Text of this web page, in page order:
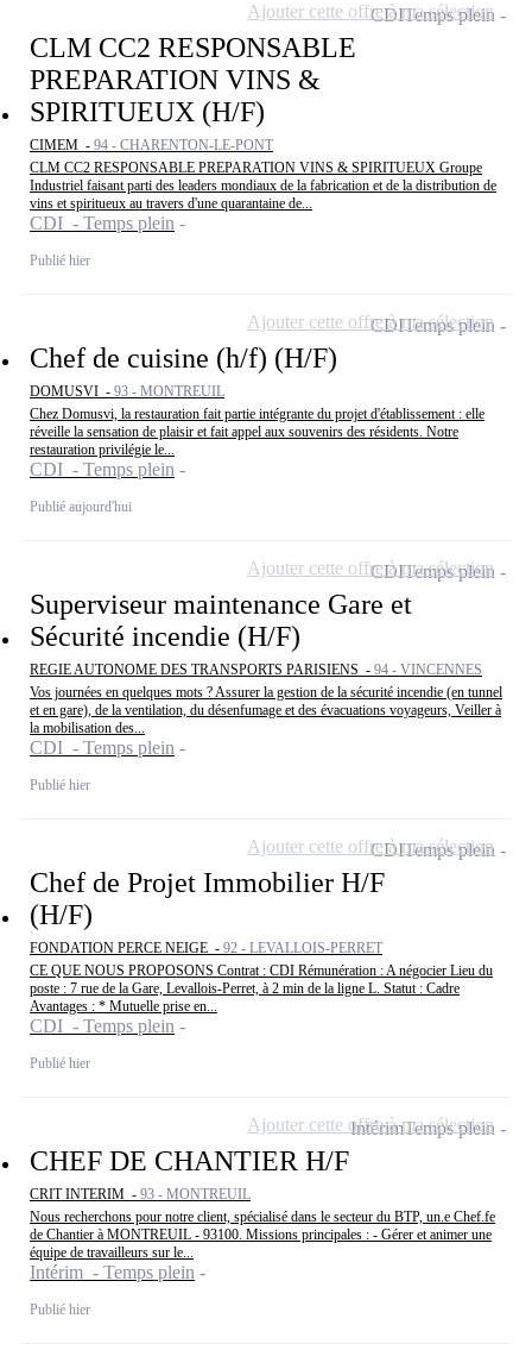
CLM CC2 RESPONSABLE
PREPARATION VINS &
SPIRITUEUX (H/F)
CIMEM - 94 - CHARENTON-LE-PONT
CLM CC2 RESPONSABLE PREPARATION VINS & SPIRITUEUX Groupe
Industriel faisant parti des leaders mondiaux de la fabrication et de la distribution de
vins et spiritueux au travers d'une quarantaine de...
CDI - Temps plein
Publié hier
CDITemps plein
Ajouter cette offre à ma sélection
Chef de cuisine (h/f) (H/F)
DOMUSVI - 93 - MONTREUIL
Chez Domusvi, la restauration fait partie intégrante du projet d'établissement : elle
réveille la sensation de plaisir et fait appel aux souvenirs des résidents. Notre
restauration privilégie le...
CDI - Temps plein
Publié aujourd'hui
CDITemps plein
Ajouter cette offre à ma sélection
Superviseur maintenance Gare et
Sécurité incendie (H/F)
REGIE AUTONOME DES TRANSPORTS PARISIENS - 94 - VINCENNES
Vos journées en quelques mots ? Assurer la gestion de la sécurité incendie (en tunnel
et en gare), de la ventilation, du désenfumage et des évacuations voyageurs, Veiller à
la mobilisation des...
CDI - Temps plein
Publié hier
CDITemps plein
Ajouter cette offre à ma sélection
Chef de Projet Immobilier H/F
(H/F)
FONDATION PERCE NEIGE - 92 - LEVALLOIS-PERRET
CE QUE NOUS PROPOSONS Contrat : CDI Rémunération : A négocier Lieu du
poste : 7 rue de la Gare, Levallois-Perret, à 2 min de la ligne L. Statut : Cadre
Avantages : * Mutuelle prise en...
CDI - Temps plein
Publié hier
CDITemps plein
Ajouter cette offre à ma sélection
CHEF DE CHANTIER H/F
CRIT INTERIM - 93 - MONTREUIL
Nous recherchons pour notre client, spécialisé dans le secteur du BTP, un.e Chef.fe
de Chantier à MONTREUIL - 93100. Missions principales : - Gérer et animer une
équipe de travailleurs sur le...
Intérim - Temps plein
Publié hier
IntérimTemps plein
Ajouter cette offre à ma sélection